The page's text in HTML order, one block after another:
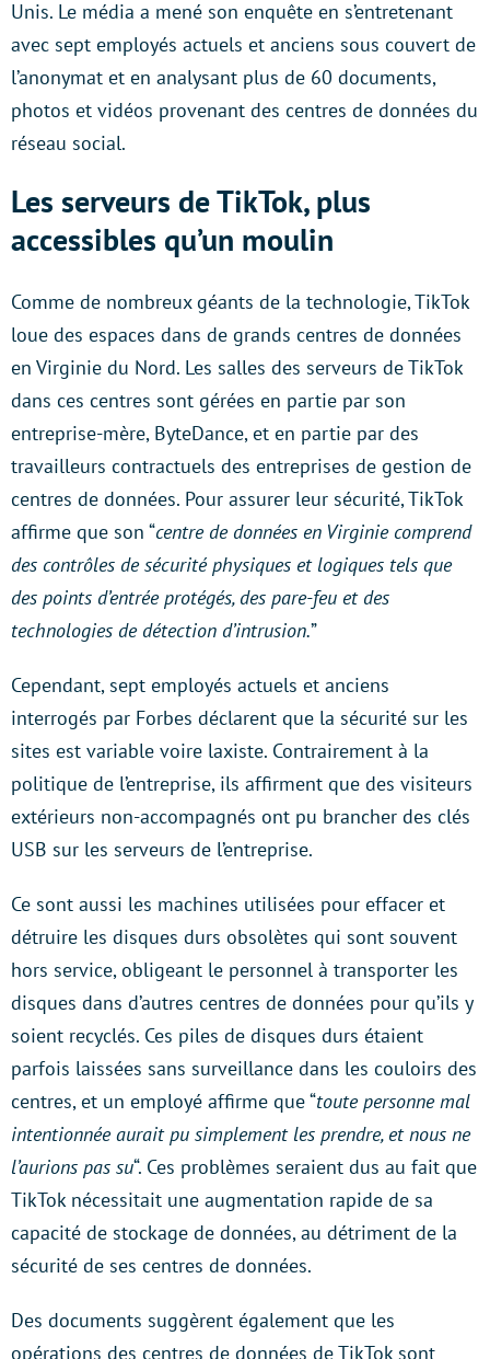
Unis. Le média a mené son enquête en s’entretenant
avec sept employés actuels et anciens sous couvert de
l’anonymat et en analysant plus de 60 documents,
photos et vidéos provenant des centres de données du
réseau social.
Les serveurs de TikTok, plus
accessibles qu’un moulin
Comme de nombreux géants de la technologie, TikTok
loue des espaces dans de grands centres de données
en Virginie du Nord. Les salles des serveurs de TikTok
dans ces centres sont gérées en partie par son
entreprise-mère, ByteDance, et en partie par des
travailleurs contractuels des entreprises de gestion de
centres de données. Pour assurer leur sécurité, TikTok
affirme que son “centre de données en Virginie comprend
des contrôles de sécurité physiques et logiques tels que
des points d’entrée protégés, des pare-feu et des
technologies de détection d’intrusion.”
Cependant, sept employés actuels et anciens
interrogés par Forbes déclarent que la sécurité sur les
sites est variable voire laxiste. Contrairement à la
politique de l’entreprise, ils affirment que des visiteurs
extérieurs non-accompagnés ont pu brancher des clés
USB sur les serveurs de l’entreprise.
Ce sont aussi les machines utilisées pour effacer et
détruire les disques durs obsolètes qui sont souvent
hors service, obligeant le personnel à transporter les
disques dans d’autres centres de données pour qu’ils y
soient recyclés. Ces piles de disques durs étaient
parfois laissées sans surveillance dans les couloirs des
centres, et un employé affirme que “toute personne mal
intentionnée aurait pu simplement les prendre, et nous ne
l’aurions pas su“. Ces problèmes seraient dus au fait que
TikTok nécessitait une augmentation rapide de sa
capacité de stockage de données, au détriment de la
sécurité de ses centres de données.
Des documents suggèrent également que les
opérations des centres de données de TikTok sont